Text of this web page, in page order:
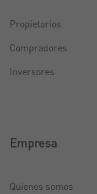
Propietarios
Compradores
Inversores
Empresa
Quienes somos